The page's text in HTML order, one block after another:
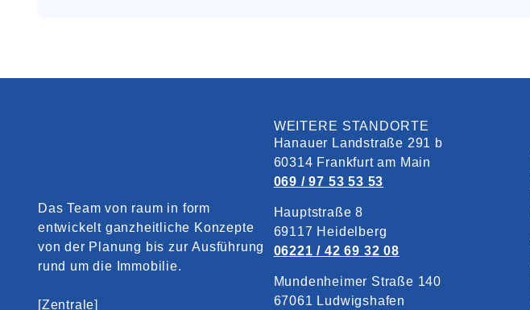
Das Team von raum in form
entwickelt ganzheitliche Konzepte
von der Planung bis zur Ausführung
rund um die Immobilie.
[Zentrale]
WEITERE STANDORTE
Hanauer Landstraße 291 b
60314 Frankfurt am Main
069 / 97 53 53 53
Hauptstraße 8
69117 Heidelberg
06221 / 42 69 32 08
Mundenheimer Straße 140
67061 Ludwigshafen